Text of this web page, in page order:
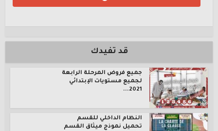
قد تفيدك
جميع فروض المرحلة الرابعة
لجميع مستويات الإبتدائي
2021...
النظام الداخلي للقسم
تحميل نموذج ميثاق القسم